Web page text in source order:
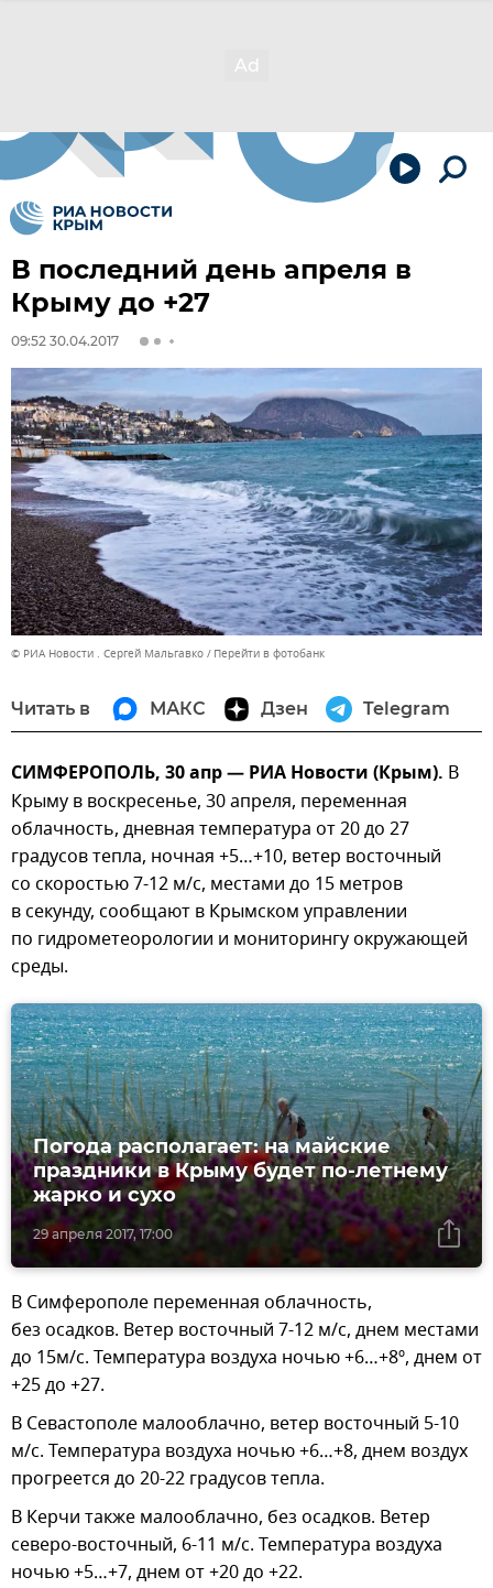
В последний день апреля в
Крыму до +27
09:52 30.04.2017
© РИА Новости . Сергей Мальгавко Перейти в фотобанк
Читать в МАКС Дзен Telegram
СИМФЕРОПОЛЬ, 30 апр — РИА Новости (Крым). В
Крыму в воскресенье, 30 апреля, переменная
облачность, дневная температура от 20 до 27
градусов тепла, ночная +5…+10, ветер восточный
со скоростью 7-12 м/с, местами до 15 метров
в секунду, сообщают в Крымском управлении
по гидрометеорологии и мониторингу окружающей
среды.
29 апреля 2017, 17:00
Погода располагает: на майские
праздники в Крыму будет по-летнему
жарко и сухо
В Симферополе переменная облачность,
без осадков. Ветер восточный 7-12 м/с, днем местами
до 15м/с. Температура воздуха ночью +6…+8º, днем от
+25 до +27.
В Севастополе малооблачно, ветер восточный 5-10
м/с. Температура воздуха ночью +6…+8, днем воздух
прогреется до 20-22 градусов тепла.
В Керчи также малооблачно, без осадков. Ветер
северо-восточный, 6-11 м/с. Температура воздуха
ночью +5…+7, днем от +20 до +22.